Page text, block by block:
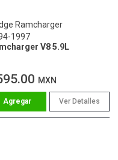
Ramcharger
1997
V8 5.9L
MXN
Ver Detalles